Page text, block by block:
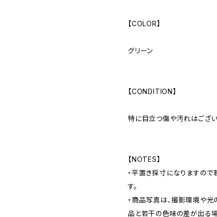
【COLOR】
グリーン
【CONDITION】
特に目立つ傷や汚れはござい
【NOTES】
・平置き採寸になりますの
す。
・商品写真は、撮影環境や
品と若干の色味の差が出る